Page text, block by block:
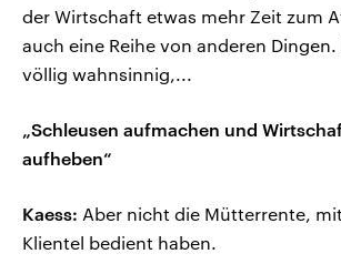
der Wirtschaft etwas mehr Zeit zum
auch eine Reihe von anderen
völlig wahnsinnig,...
„Schleusen aufmachen und
aufheben“
Kaess: Aber nicht die Mütterrente,
Klientel bedient haben.